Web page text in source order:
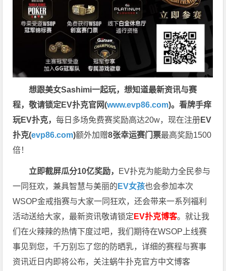
想跟美女Sashimi一起玩，想知道最新资讯与赛
程，敬请锁定EV扑克官网(www.evp86.com)。看牌手痒
玩EV扑克，每日多场免费赛奖励高达20w，现在注册EV
扑克(evp86.com)额外加赠8张幸运赛门票最高奖励1500
倍！
立即截屏瓜分10亿奖励， EV扑克为能助力全民参与
一同狂欢，兼具智慧与美丽的 EV女孩也会参加本次
WSOP金戒指赛与大家一同狂欢，还会带来一系列福利
活动送给大家，最新资讯敬请锁定 EV扑克博客。就让我
们在火辣辣的热情下度过吧，我们期待在WSOP上线赛
事见到您，千万别忘了您的防晒乳，详细的赛程与赛事
资讯近日内即将公布，关注蜗牛扑克官方中文博客